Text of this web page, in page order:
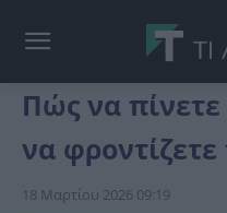
Πώς να
να
18 Μαρτίου 2026 09:19